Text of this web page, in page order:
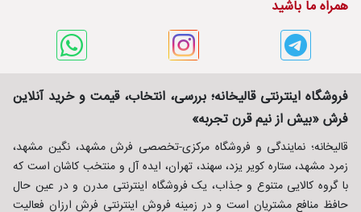
همراه ما باشید
فروشگاه اینترنتی قالیخانه؛ بررسی، انتخاب، قیمت و خرید آنلاین
فرش «بیش از نیم قرن تجربه»
قالیخانه؛ نمایندگی و فروشگاه مرکزی-تخصصی فرش مشهد، نگین مشهد،
زمرد مشهد، ستاره کویر یزد، سهند، تهران، ایده آل و منتخب کاشان است که
با گروه کالایی متنوع و جذاب، یک فروشگاه اینترنتی مدرن و در عین حال
حافظ منافع مشتریان است و در زمینه فروش اینترنتی فرش ارزان فعالیت